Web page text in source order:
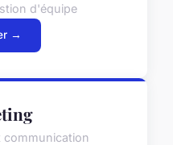
d'équipe
→
communication